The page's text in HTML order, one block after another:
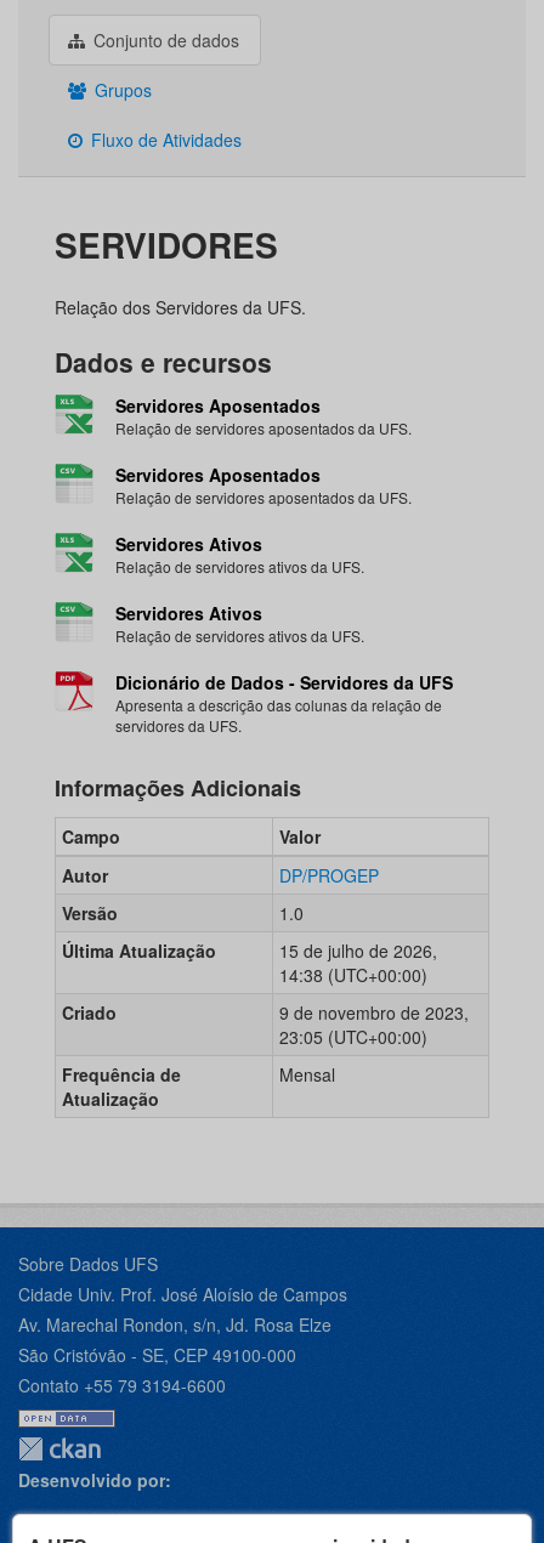
Conjunto de dados
Grupos
Fluxo de Atividades
SERVIDORES
Relação dos Servidores da UFS.
Dados e recursos
Servidores Aposentados
Relação de servidores aposentados da UFS.
Servidores Aposentados
Relação de servidores aposentados da UFS.
Servidores Ativos
Relação de servidores ativos da UFS.
Servidores Ativos
Relação de servidores ativos da UFS.
Dicionário de Dados - Servidores da UFS
Apresenta a descrição das colunas da relação de
servidores da UFS.
Informações Adicionais
Campo
Valor
Autor
DP/PROGEP
Versão
1.0
Última Atualização
15 de julho de 2026,
14:38 (UTC+00:00)
Criado
9 de novembro de 2023,
23:05 (UTC+00:00)
Frequência de
Atualização
Mensal
Sobre Dados UFS
Cidade Univ. Prof. José Aloísio de Campos
Av. Marechal Rondon, s/n, Jd. Rosa Elze
São Cristóvão - SE, CEP 49100-000
Contato +55 79 3194-6600
Desenvolvido por: